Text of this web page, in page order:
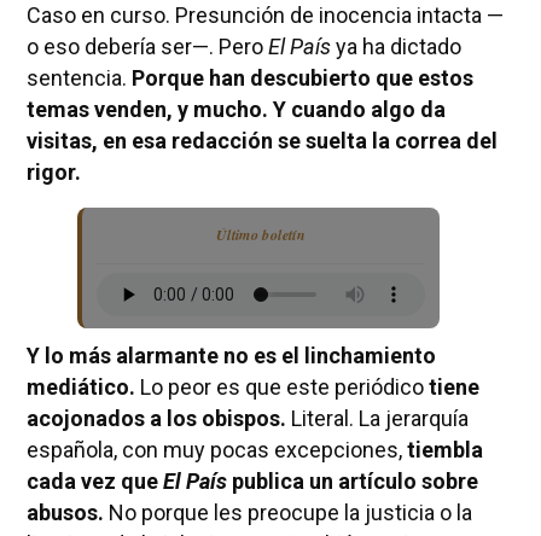
Caso en curso. Presunción de inocencia intacta —
o eso debería ser—. PeroEl Paísya ha dictado
sentencia. Porque han descubierto que estos
temas venden, y mucho. Y cuando algo da
visitas, en esa redacción se suelta la correa del
rigor.
Último boletín
Y lo más alarmante no es el linchamiento
mediático. Lo peor es que este periódicotiene
acojonados a los obispos. Literal. La jerarquía
española, con muy pocas excepciones,tiembla
cada vez queEl Paíspublica un artículo sobre
abusos. No porque les preocupe la justicia o la